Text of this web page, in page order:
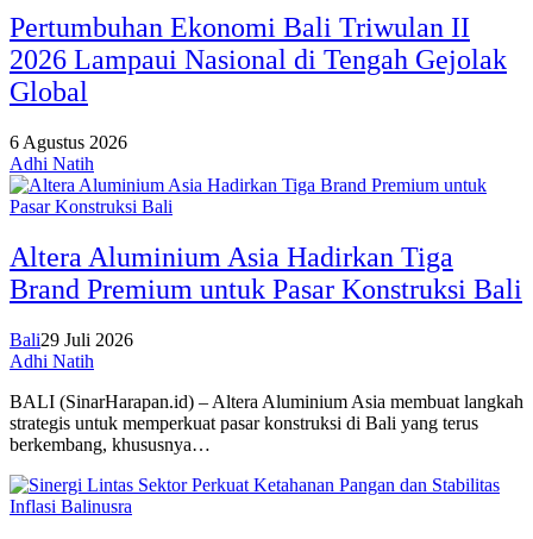
Pertumbuhan Ekonomi Bali Triwulan II
2026 Lampaui Nasional di Tengah Gejolak
Global
6 Agustus 2026
Adhi Natih
Altera Aluminium Asia Hadirkan Tiga
Brand Premium untuk Pasar Konstruksi Bali
Bali29 Juli 2026
Adhi Natih
BALI (SinarHarapan.id) – Altera Aluminium Asia membuat langkah
strategis untuk memperkuat pasar konstruksi di Bali yang terus
berkembang, khususnya…